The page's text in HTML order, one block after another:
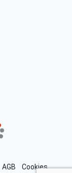
AGB Cookies